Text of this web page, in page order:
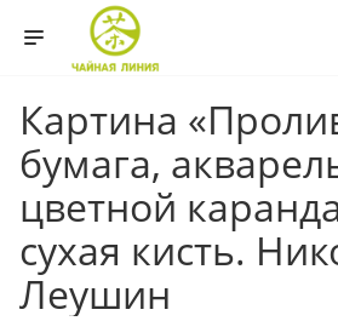
Картина
бумага,
цветной
сухая кисть.
Леушин